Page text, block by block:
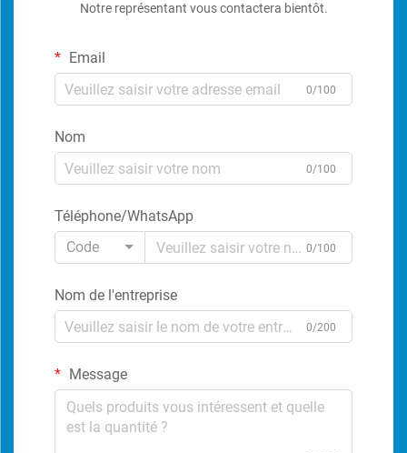
Notre représentant vous contactera bientôt.
Email
0/100
Nom
0/100
Téléphone/WhatsApp
Code
0/100
Nom de l'entreprise
0/200
Message